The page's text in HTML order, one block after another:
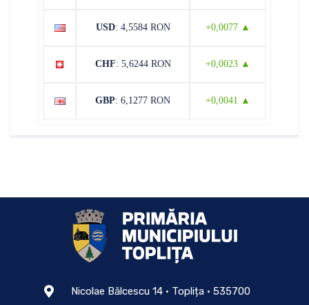
USD: 4,5584 RON +0,0077 ▲
CHF: 5,6244 RON +0,0023 ▲
GBP: 6,1277 RON +0,0041 ▲
Nicolae Bălcescu 14 • Toplița • 535700